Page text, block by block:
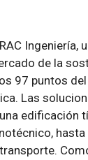
Ingeniería,
de la
97 puntos
Las
edificación